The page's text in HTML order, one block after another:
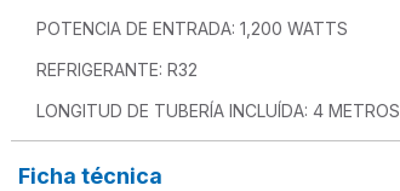
POTENCIA DE ENTRADA: 1,200 WATTS
REFRIGERANTE: R32
LONGITUD DE TUBERÍA INCLUÍDA: 4 METROS
Ficha técnica